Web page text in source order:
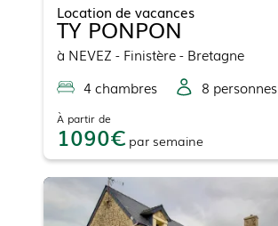
Location de vacances
TY PONPON
à NEVEZ - Finistère - Bretagne
4chambres 8 personnes
À partir de
1090 par semaine